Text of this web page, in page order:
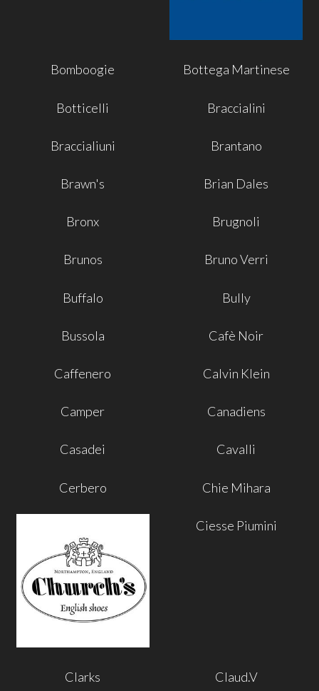
Bomboogie Bottega Martinese
Botticelli Braccialini
Braccialiuni Brantano
Brawn's Brian Dales
Bronx Brugnoli
Brunos Bruno Verri
Buffalo Bully
Bussola Cafè Noir
Caffenero Calvin Klein
Camper Canadiens
Casadei Cavalli
Cerbero Chie Mihara
Ciesse Piumini
Clarks Claud.V